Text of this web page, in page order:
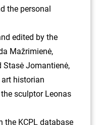
the personal
edited by the
Mažrimienė,
Stasė Jomantienė,
historian
sculptor Leonas
the KCPL database